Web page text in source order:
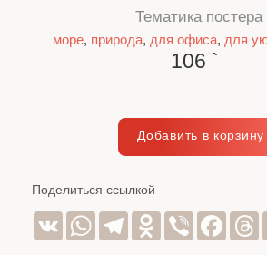
Тематика постера
море, природа, для офиса, для
106 `
Поделиться ссылкой
VK WhatsAppTelegramOdnoklassniki
Viber